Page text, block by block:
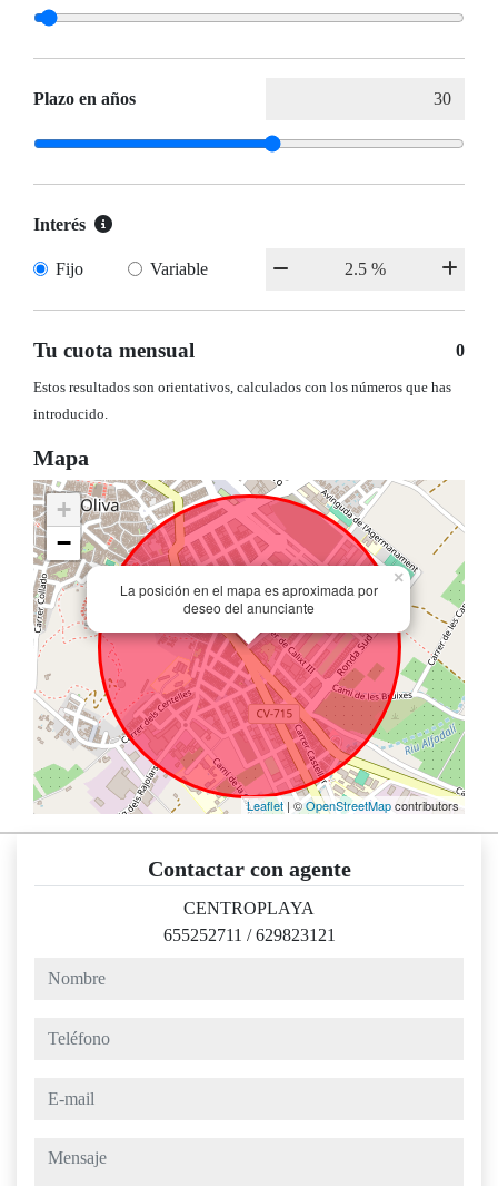
Plazo en años
Interés
Fijo Variable
Tu cuota mensual 0
Estos resultados son orientativos, calculados con los números que has
introducido.
Mapa
La posición en el mapa es aproximada por
deseo del anunciante
×
+
−
Leaflet | ©OpenStreetMapcontributors
Contactar con agente
CENTROPLAYA
655252711 /629823121
nombre
teléfono
e-mail
mensaje